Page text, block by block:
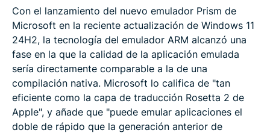
Con el lanzamiento del nuevo emulador Prism de
Microsoft en la reciente actualización de Windows 11
24H2, la tecnología del emulador ARM alcanzó una
fase en la que la calidad de la aplicación emulada
sería directamente comparable a la de una
compilación nativa. Microsoft lo califica de "tan
eficiente como la capa de traducción Rosetta 2 de
Apple", y añade que "puede emular aplicaciones el
doble de rápido que la generación anterior de